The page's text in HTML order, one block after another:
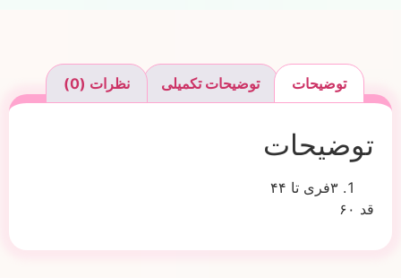
توضیحات توضیحات تکمیلی نظرات (0)
توضیحات
۳فری تا ۴۴
قد ۶۰